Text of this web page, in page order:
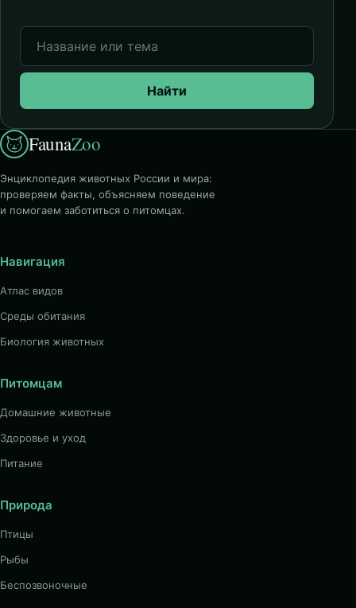
Найти
FaunaZoo
Энциклопедия животных России и мира:
проверяем факты, объясняем поведение
и помогаем заботиться о питомцах.
Навигация
Атлас видов
Среды обитания
Биология животных
Питомцам
Домашние животные
Здоровье и уход
Питание
Природа
Птицы
Рыбы
Беспозвоночные